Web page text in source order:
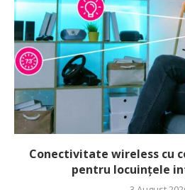
Conectivitate wireless cu
pentru locuințele